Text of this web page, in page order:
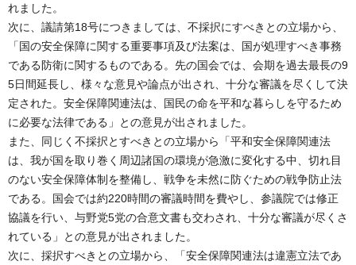
れました。
次に、議請第18号につきましては、不採択にすべきとの立場から、
「国の安全保障に関する重要事項及び法案は、国が処理すべき事務
である防衛に関するものである。先の国会では、会期を過去最長の9
5日間延長し、様々な意見や論点が出され、十分な審議を尽くして決
定された。安全保障関連法は、国民の命を平和な暮らしを守るため
に必要な法律である」との意見が出されました。
また、同じく不採択とすべきとの立場から「平和安全保障関連法
は、我が国を取り巻く周辺諸国の環境が急激に変化する中、切れ目
のない安全保障体制を整備し、戦争を未然に防ぐための戦争防止法
である。国会では約220時間の審議時間を費やし、参議院では修正
協議を行い、与野党5党の合意文書も交わされ、十分な審議が尽くさ
れている」との意見が出されました。
次に、採択すべきとの立場から、「安全保障関連法は違憲立法であ